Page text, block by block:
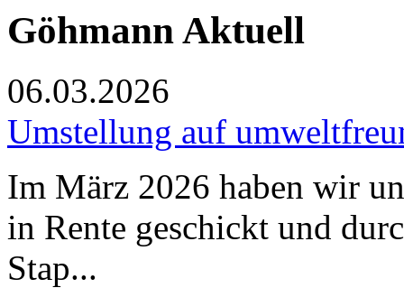
Göhmann Aktuell
06.03.2026
Umstellung auf
Im März 2026 haben wir
in Rente geschickt und
Stap...